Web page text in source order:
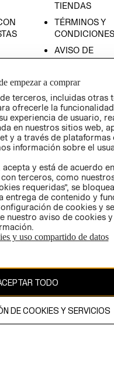
TIENDAS
TÉRMINOS Y
CONDICIONES
AVISO DE
PRIVACIDAD
AVISO DE
COOKIES
LIBRO DE
empezar a comprar
terceros, incluidas otras
ofrecerle la
experiencia de usuario,
en nuestros sitios web,
y a través de plataformas
información sobre el
acepta y está de acuerdo
terceros, como
requeridas”, se
entrega de contenido y
de cookies y
nuestro aviso de cookies
y uso compartido de datos
TODO
DE COOKIES Y SERVICIOS